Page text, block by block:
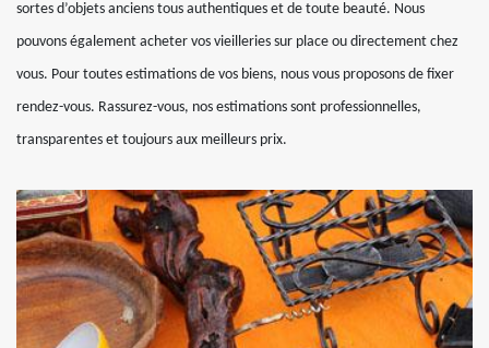
sortes d’objets anciens tous authentiques et de toute beauté. Nous
pouvons également acheter vos vieilleries sur place ou directement chez
vous. Pour toutes estimations de vos biens, nous vous proposons de fixer
rendez-vous. Rassurez-vous, nos estimations sont professionnelles,
transparentes et toujours aux meilleurs prix.